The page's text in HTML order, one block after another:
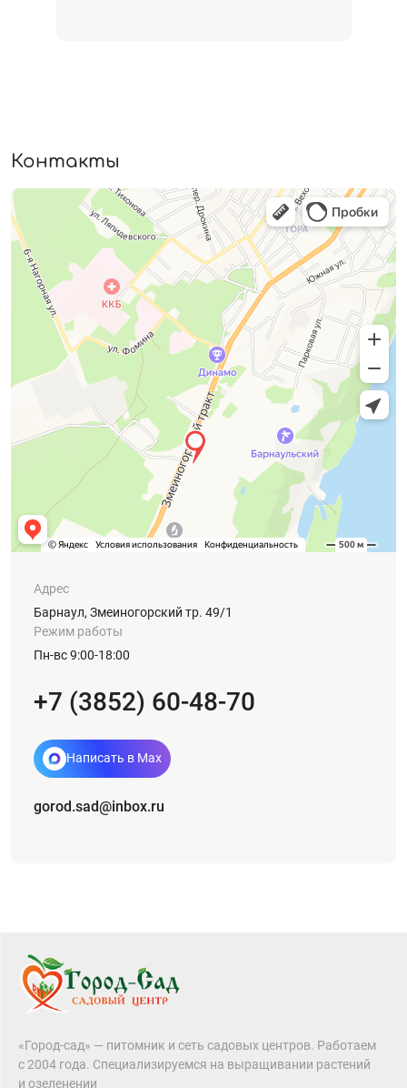
Контакты
Адрес
Барнаул, Змеиногорский тр. 49/1
Режим работы
Пн-вс 9:00-18:00
+7 (3852) 60-48-70
Написать в Max
gorod.sad@inbox.ru
«Город-сад» — питомник и сеть садовых центров. Работаем
с 2004 года. Специализируемся на выращивании растений
и озеленении